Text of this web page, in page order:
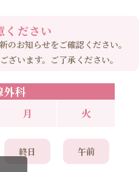
ください
のお知らせをご確認ください。
ざいます。ご了承ください。
外科
月
火
終日 午前